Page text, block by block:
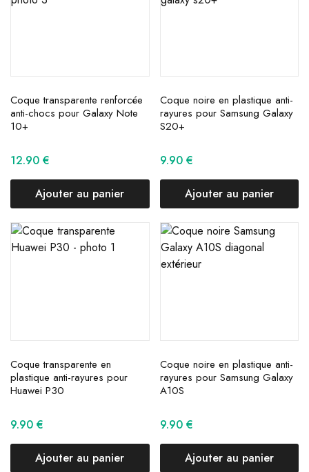
Coque transparente renforcée
anti-chocs pour Galaxy Note
10+
12.90 €
Ajouter au panier
Coque noire en plastique anti-
rayures pour Samsung Galaxy
S20+
9.90 €
Ajouter au panier
Coque transparente en
plastique anti-rayures pour
Huawei P30
9.90 €
Ajouter au panier
Coque noire en plastique anti-
rayures pour Samsung Galaxy
A10S
9.90 €
Ajouter au panier